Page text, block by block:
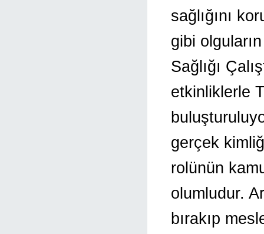
sağlığını
gibi
Sağlığı
etkinliklerle
gerçek
rolünün
olumludur.
bırakıp